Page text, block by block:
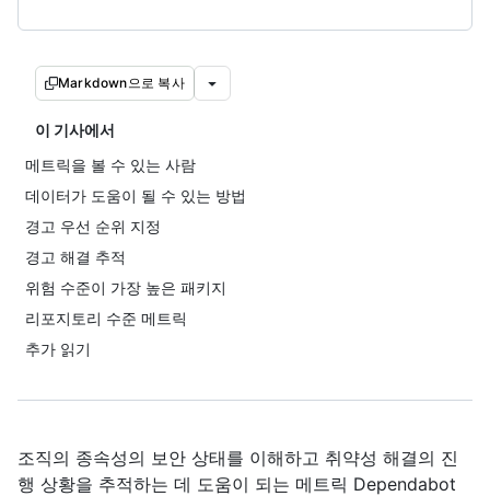
Markdown으로 복사
이 기사에서
메트릭을 볼 수 있는 사람
데이터가 도움이 될 수 있는 방법
경고 우선 순위 지정
경고 해결 추적
위험 수준이 가장 높은 패키지
리포지토리 수준 메트릭
추가 읽기
조직의 종속성의 보안 상태를 이해하고 취약성 해결의 진
행 상황을 추적하는 데 도움이 되는 메트릭 Dependabot